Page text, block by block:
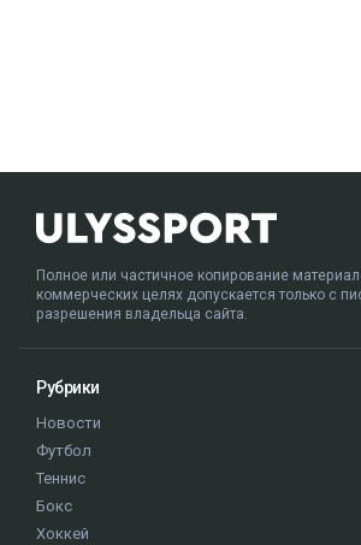
Полное или частичное копирование
коммерческих целях допускается только с
разрешения владельца сайта.
Рубрики
Новости
Футбол
Теннис
Бокс
Хоккей